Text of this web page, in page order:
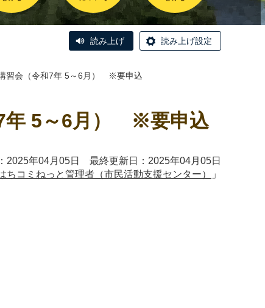
読み上げ 読み上げ設定
講習会（令和7年 5～6月） ※要申込
7年 5～6月） ※要申込
2025年04月05日 最終更新日：2025年04月05日
ちコミねっと管理者（市民活動支援センター） 」